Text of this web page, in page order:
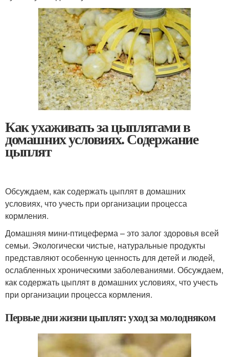
Как ухаживать за цыплятами в
домашних условиях. Содержание
цыплят
Обсуждаем, как содержать цыплят в домашних
условиях, что учесть при организации процесса
кормления.
Домашняя мини-птицеферма – это залог здоровья всей
семьи. Экологически чистые, натуральные продукты
представляют особенную ценность для детей и людей,
ослабленных хроническими заболеваниями. Обсуждаем,
как содержать цыплят в домашних условиях, что учесть
при организации процесса кормления.
Первые дни жизни цыплят: уход за молодняком